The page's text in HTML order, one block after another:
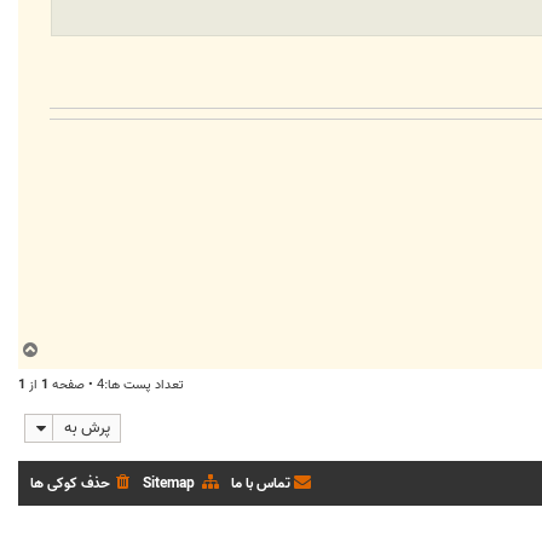
ا
تعداد پست ها:4 • صفحه 1 از 1
پرش به
حذف کوکی ها Sitemap تماس با ما